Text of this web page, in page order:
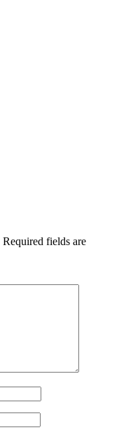
Required fields are